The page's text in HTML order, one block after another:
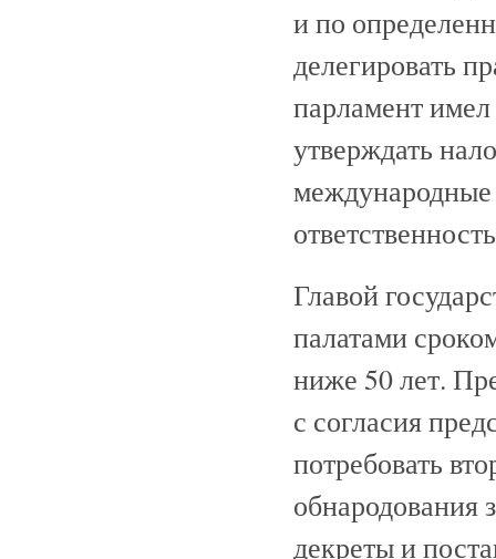
и по
делегировать
парламент
утверждать
международные
Главой
палатами
ниже 50 лет.
с согласия
потребовать
обнародования
декреты и